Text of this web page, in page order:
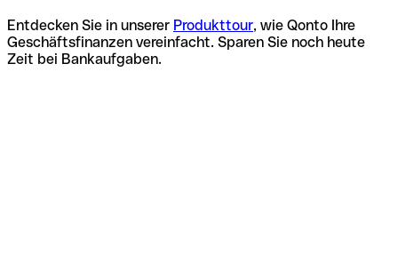
Entdecken Sie in unserer Produkttour, wie Qonto Ihre
Geschäftsfinanzen vereinfacht. Sparen Sie noch heute
Zeit bei Bankaufgaben.